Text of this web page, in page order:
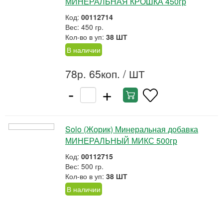
Код: 00112714
Вес: 450 гр.
Кол-во в уп: 38 ШТ
В наличии
78р. 65коп. / ШТ
- +
Solo (Жорик) Минеральная добавка
МИНЕРАЛЬНЫЙ МИКС 500гр
Код: 00112715
Вес: 500 гр.
Кол-во в уп: 38 ШТ
В наличии